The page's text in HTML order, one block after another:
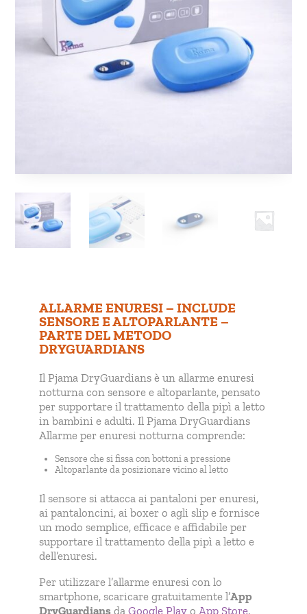
ALLARME ENURESI – INCLUDE
SENSORE E ALTOPARLANTE –
PARTE DEL METODO
DRYGUARDIANS
Il Pjama DryGuardians è un allarme enuresi
notturna con sensore e altoparlante, pensato
per supportare il trattamento della pipì a letto
in bambini e adulti. Il Pjama DryGuardians
Allarme per enuresi notturna comprende:
Sensore che si fissa con bottoni a pressione
Altoparlante da posizionare vicino al letto
Il sensore si attacca ai pantaloni per enuresi,
ai pantaloncini, ai boxer o agli slip e fornisce
un modo semplice, efficace e affidabile per
supportare il trattamento della pipì a letto e
dell’enuresi.
Per utilizzare l’allarme enuresi con lo
smartphone, scaricare gratuitamente l’App
DryGuardians daGoogle Play oApp Store.